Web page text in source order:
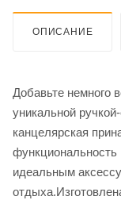
ОПИСАНИЕ
Добавьте немного
уникальной
канцелярская
функциональность
идеальным